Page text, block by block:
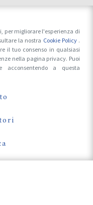
per migliorare l'esperienza di
la nostra Cookie Policy .
il tuo consenso in qualsiasi
nella pagina privacy. Puoi
acconsentendo a questa